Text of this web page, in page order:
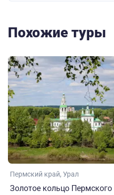
Похожие туры
Пермский край Урал
Золотое кольцо Пермского